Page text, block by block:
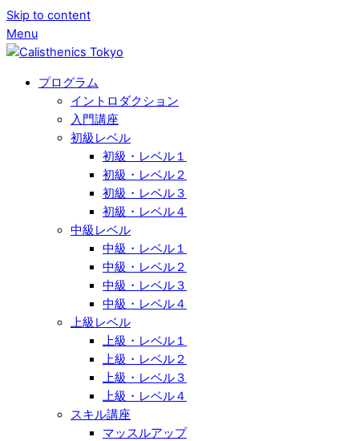
Skip to content
Menu
プログラム
イントロダクション
入門講座
初級レベル
初級・レベル１
初級・レベル２
初級・レベル３
初級・レベル４
中級レベル
中級・レベル１
中級・レベル２
中級・レベル３
中級・レベル４
上級レベル
上級・レベル１
上級・レベル２
上級・レベル３
上級・レベル４
スキル講座
マッスルアップ